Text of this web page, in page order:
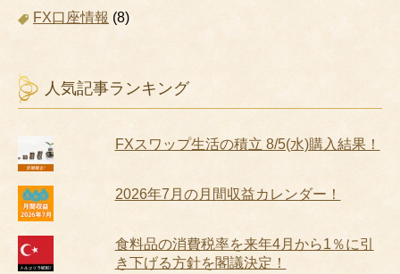
FX口座情報 (8)
人気記事ランキング
FXスワップ生活の積立 8/5(水)購入結果！
2026年7月の月間収益カレンダー！
食料品の消費税率を来年4月から1％に引
き下げる方針を閣議決定！